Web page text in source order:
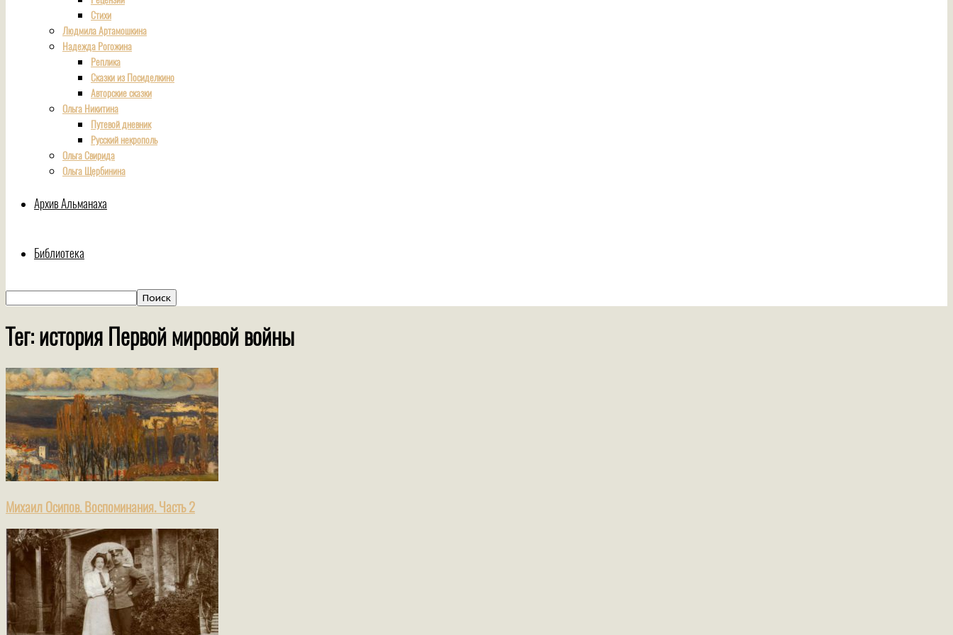
Стихи
Людмила Артамошкина
Надежда Рогожина
Реплика
Сказки из Посиделкино
Авторские сказки
Ольга Никитина
Путевой дневник
Русский некрополь
Ольга Свирида
Ольга Щербинина
Архив Альманаха
Библиотека
Тег: история Первой мировой войны
Михаил Осипов. Воспоминания. Часть 2